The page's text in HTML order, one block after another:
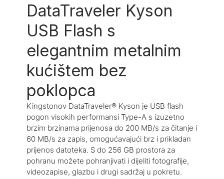
DataTraveler Kyson
USB Flash s
elegantnim metalnim
kućištem bez
poklopca
Kingstonov DataTraveler® Kyson je USB flash
pogon visokih performansi Type-A s izuzetno
brzim brzinama prijenosa do 200 MB/s za čitanje i
60 MB/s za zapis, omogućavajući brz i prikladan
prijenos datoteka. S do 256 GB prostora za
pohranu možete pohranjivati i dijeliti fotografije,
videozapise, glazbu i drugi sadržaj u pokretu.